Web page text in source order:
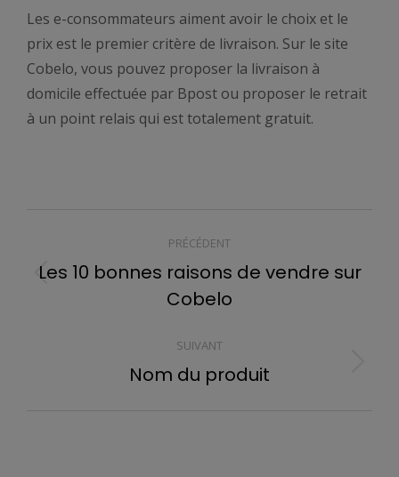
Les e-consommateurs aiment avoir le choix et le
prix est le premier critère de livraison. Sur le site
Cobelo, vous pouvez proposer la livraison à
domicile effectuée par Bpost ou proposer le retrait
à un point relais qui est totalement gratuit.
NAVIGATION
ARTICLE
PRÉCÉDENT
Article
précédent
Les 10 bonnes raisons de vendre sur
Cobelo
SUIVANT
Article
Nom du produit